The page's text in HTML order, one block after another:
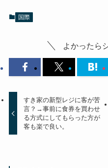
国際
よかったら
すき家の新型レジに客が苦
言？→事前に食券を買わせ
る方式にしてもらった方が
客も楽で良い。